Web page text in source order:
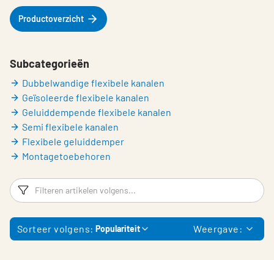
Productoverzicht
Subcategorieën
Dubbelwandige flexibele kanalen
Geïsoleerde flexibele kanalen
Geluiddempende flexibele kanalen
Semi flexibele kanalen
Flexibele geluiddemper
Montagetoebehoren
Filters
Sorteer volgens: Populariteit Weergave: